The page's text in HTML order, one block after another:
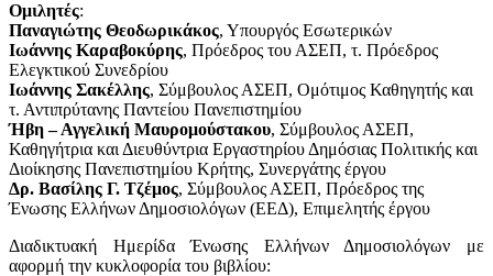
Ομιλητές:
Παναγιώτης Θεοδωρικάκος, Υπουργός Εσωτερικών
Ιωάννης Καραβοκύρης, Πρόεδρος του ΑΣΕΠ, τ. Πρόεδρος
Ελεγκτικού Συνεδρίου
Ιωάννης Σακέλλης, Σύμβουλος ΑΣΕΠ, Ομότιμος Καθηγητής και
τ. Αντιπρύτανης Παντείου Πανεπιστημίου
Ήβη – Αγγελική Μαυρομούστακου, Σύμβουλος ΑΣΕΠ,
Καθηγήτρια και Διευθύντρια Εργαστηρίου Δημόσιας Πολιτικής και
Διοίκησης Πανεπιστημίου Κρήτης, Συνεργάτης έργου
Δρ. Βασίλης Γ. Τζέμος, Σύμβουλος ΑΣΕΠ, Πρόεδρος της
Ένωσης Ελλήνων Δημοσιολόγων (ΕΕΔ), Επιμελητής έργου
Διαδικτυακή Ημερίδα Ένωσης Ελλήνων Δημοσιολόγων με
αφορμή την κυκλοφορία του βιβλίου: